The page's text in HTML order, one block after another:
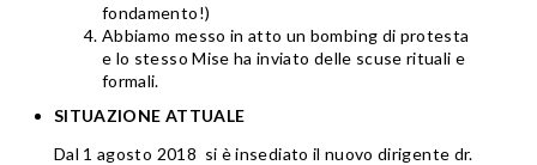
fondamento!)
Abbiamo messo in atto un bombing di protesta
e lo stesso Mise ha inviato delle scuse rituali e
formali.
SITUAZIONE ATTUALE
Dal 1 agosto 2018 si è insediato il nuovo dirigente dr.